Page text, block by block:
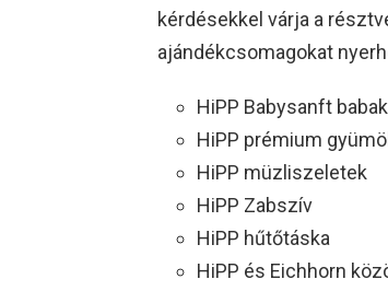
kérdésekkel várja a
ajándékcsomagokat
HiPP Babysanft
HiPP prémium
HiPP müzliszeletek
HiPP Zabszív
HiPP hűtőtáska
HiPP és Eichhorn